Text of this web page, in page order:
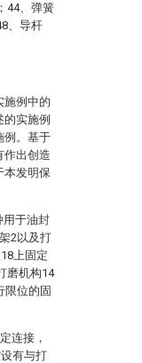
44、弹簧
、导杆
施例中的
实施例
例。基于
作出创造
本发明保
用于油封
2以及打
上固定
磨机构14
限位的固
连接，
有与打